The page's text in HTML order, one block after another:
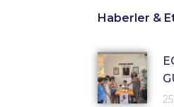
Haberler &